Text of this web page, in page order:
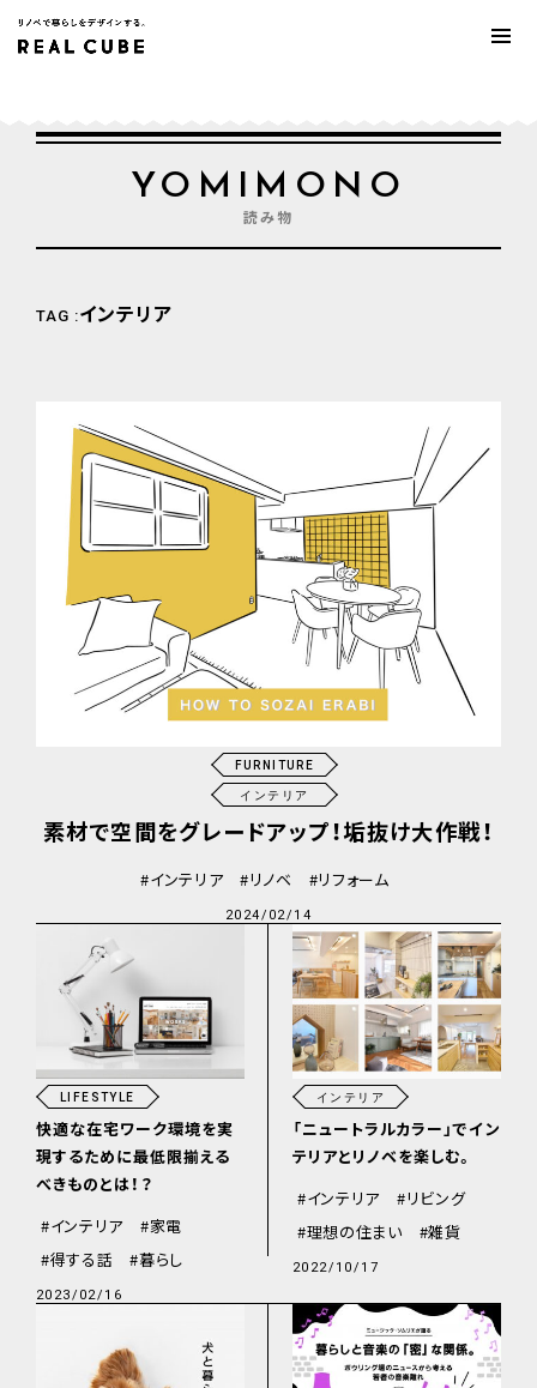
YOMIMONO
読み物
TAG :インテリア
FURNITURE
インテリア
素材で空間をグレードアップ！垢抜け大作戦！
インテリア リノベ リフォーム
2024/02/14
LIFESTYLE
快適な在宅ワーク環境を実
現するために最低限揃える
べきものとは！？
インテリア
家電
得する話
暮らし
2023/02/16
インテリア
「ニュートラルカラー」でイン
テリアとリノベを楽しむ。
インテリア
リビング
理想の住まい
雑貨
2022/10/17